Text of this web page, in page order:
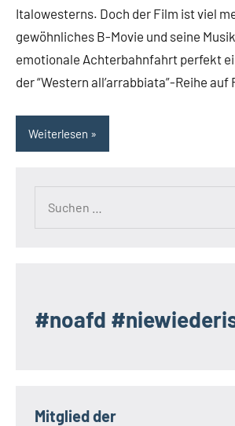
Italowesterns. Doch der Film ist viel
gewöhnliches B-Movie und seine
emotionale Achterbahnfahrt perfekt
der “Western all’arrabbiata”-Reihe
Weiterlesen
#noafd
Mitglied der